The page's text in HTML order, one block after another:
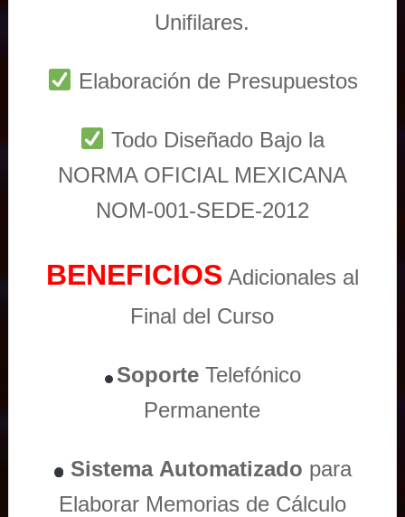
Unifilares.
Elaboración de Presupuestos
Todo Diseñado Bajo la
NORMA OFICIAL MEXICANA
NOM-001-SEDE-2012
BENEFICIOS Adicionales al
Final del Curso
Soporte Telefónico
Permanente
Sistema Automatizado para
Elaborar Memorias de Cálculo